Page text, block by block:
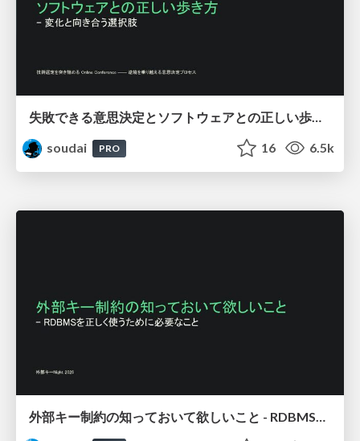
失敗できる意思決定とソフトウェアとの正しい歩き方_-_変化と向き合う選択肢/ Designing for Reversible Decisions
soudai
PRO 16 6.5k